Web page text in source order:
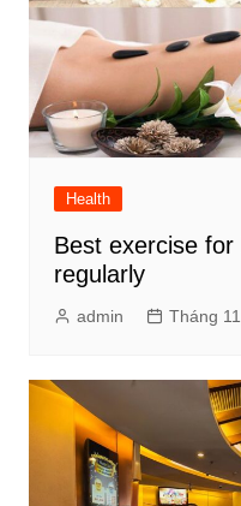
Health
Best exercise
regularly
admin Tháng